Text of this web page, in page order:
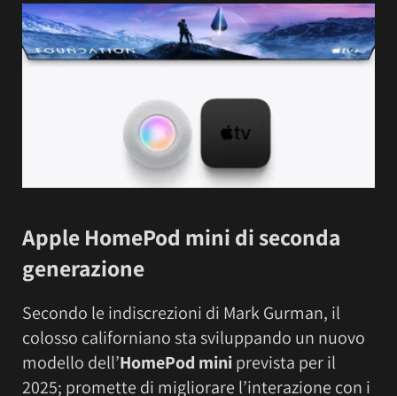
Apple HomePod mini di seconda
generazione
Secondo le indiscrezioni di Mark Gurman, il
colosso californiano sta sviluppando un nuovo
modello dell’HomePod miniprevista per il
2025; promette di migliorare l’interazione con i